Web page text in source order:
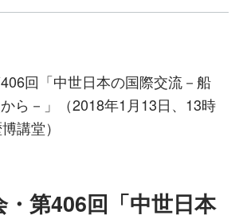
回「中世日本の国際交流－船
ら－」（2018年1月13日、13時
講堂）
・第406回「中世日本